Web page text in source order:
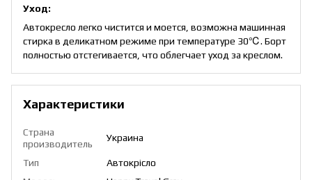
Уход:
Автокресло легко чистится и моется, возможна машинная
стирка в деликатном режиме при температуре 30℃. Борт
полностью отстегивается, что облегчает уход за креслом.
Характеристики
Страна
производитель
Украина
Тип
Автокрісло